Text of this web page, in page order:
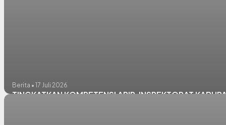
Berita • 17 Juli 2026
TINGKATKAN KOMPETENSI APIP, INSPEKTORAT